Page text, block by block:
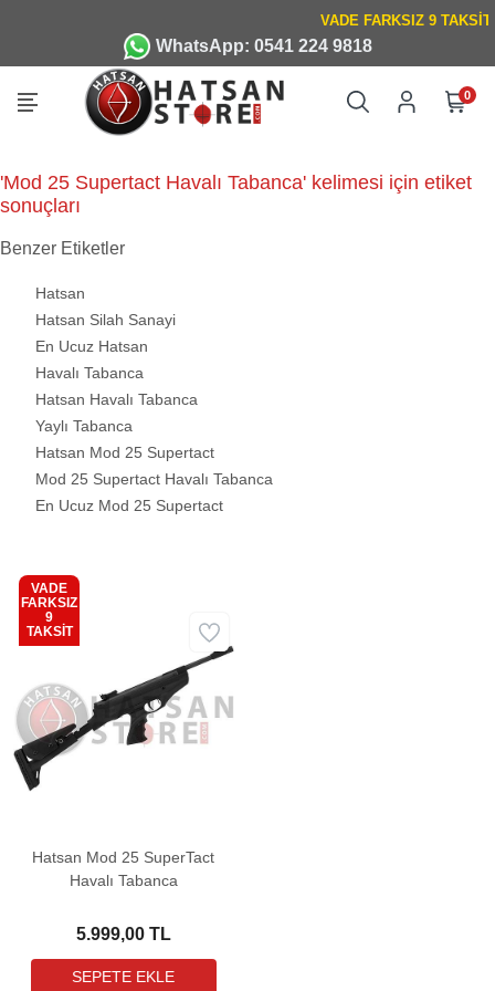
WhatsApp: 0541 224 9818
0
'Mod 25 Supertact Havalı Tabanca' kelimesi için etiket
sonuçları
Benzer Etiketler
Hatsan
Hatsan Silah Sanayi
En Ucuz Hatsan
Havalı Tabanca
Hatsan Havalı Tabanca
Yaylı Tabanca
Hatsan Mod 25 Supertact
Mod 25 Supertact Havalı Tabanca
En Ucuz Mod 25 Supertact
Hatsan Mod 25 SuperTact
Havalı Tabanca
5.999,00 TL
VADE
FARKSIZ
9
TAKSİT
Kargo
Bedava